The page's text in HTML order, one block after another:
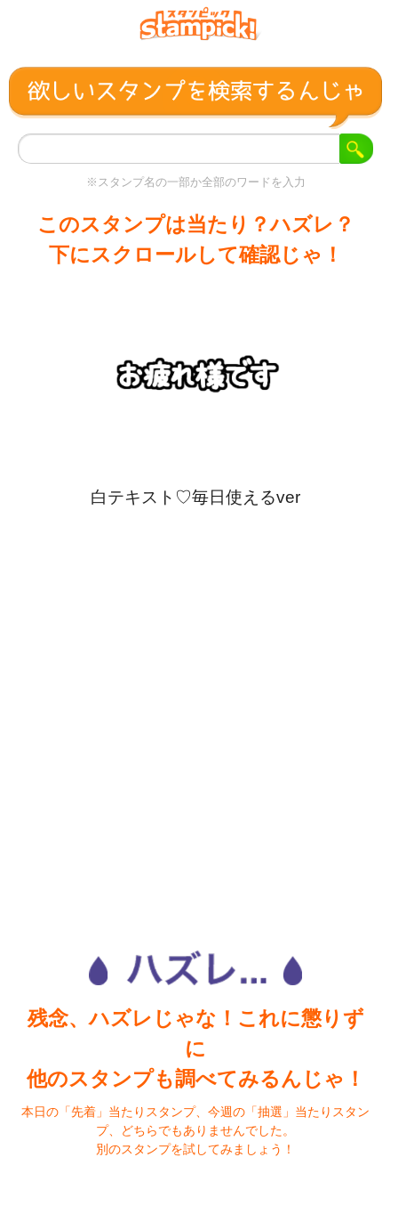
※スタンプ名の一部か全部のワードを入力
このスタンプは当たり？ハズレ？
下にスクロールして確認じゃ！
白テキスト♡毎日使えるver
残念、ハズレじゃな！これに懲りず
に
他のスタンプも調べてみるんじゃ！
本日の「先着」当たりスタンプ、今週の「抽選」当たりスタン
プ、どちらでもありませんでした。
別のスタンプを試してみましょう！